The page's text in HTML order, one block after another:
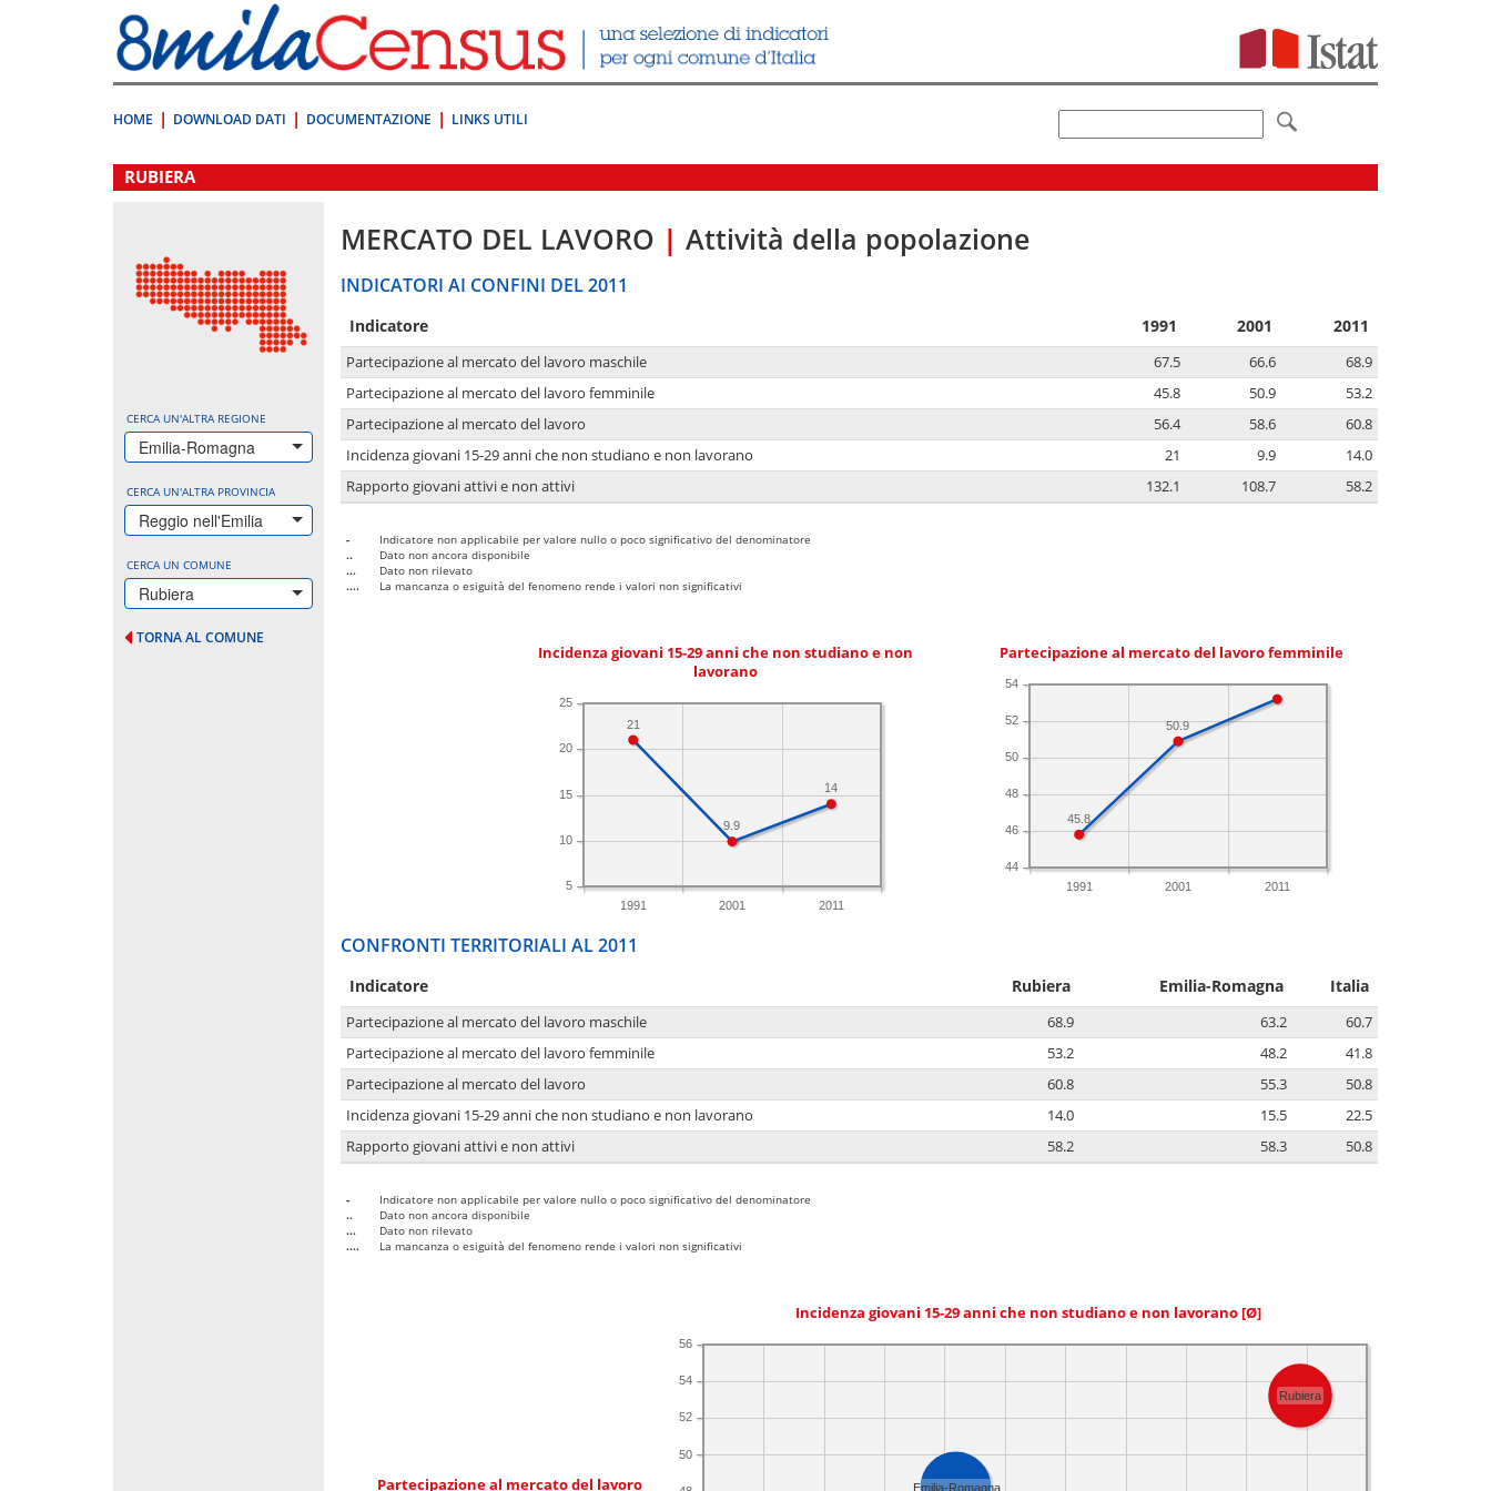
direttamente
a:
Contenuto
HOME DOWNLOAD DATI DOCUMENTAZIONE LINKS UTILI
.
RUBIERA
CERCA UN'ALTRA REGIONE
Emilia-Romagna
CERCA UN'ALTRA PROVINCIA
Reggio nell'Emilia
CERCA UN COMUNE
Rubiera
TORNA AL COMUNE
MERCATO DEL LAVORO | Attività della popolazione
INDICATORI AI CONFINI DEL 2011
Indicatore 1991 2001 2011
Partecipazione al mercato del lavoro maschile 67.5 66.6
68.9
Partecipazione al mercato del lavoro femminile
45.8 50.9
53.2
Partecipazione al mercato del lavoro
56.4 58.6
60.8
Incidenza giovani 15-29 anni che non studiano e non lavorano
21 9.9
14.0
Rapporto giovani attivi e non attivi
132.1 108.7 58.2
-
Indicatore non applicabile per valore nullo o poco significativo del denominatore
..
Dato non ancora disponibile
...
Dato non rilevato
....
La mancanza o esiguità del fenomeno rende i valori non significativi
Incidenza giovani 15-29 anni che non studiano e non
lavorano
1991 2001 2011
5
10
15
20
25
14
9.9
21
Partecipazione al mercato del lavoro femminile
1991 2001 2011
44
46
48
50
52
54
50.9
45.8
CONFRONTI TERRITORIALI AL 2011
Indicatore Rubiera Emilia-Romagna Italia
Partecipazione al mercato del lavoro maschile 68.9 63.2
60.7
Partecipazione al mercato del lavoro femminile
53.2 48.2
41.8
Partecipazione al mercato del lavoro
60.8 55.3
50.8
Incidenza giovani 15-29 anni che non studiano e non lavorano
14.0 15.5
22.5
Rapporto giovani attivi e non attivi
58.2 58.3 50.8
-
Indicatore non applicabile per valore nullo o poco significativo del denominatore
..
Dato non ancora disponibile
...
Dato non rilevato
....
La mancanza o esiguità del fenomeno rende i valori non significativi
Incidenza giovani 15-29 anni che non studiano e non lavorano [Ø]
Partecipazione al mercato del lavoro
50
52
54
56
Emilia-Romagna
Rubiera